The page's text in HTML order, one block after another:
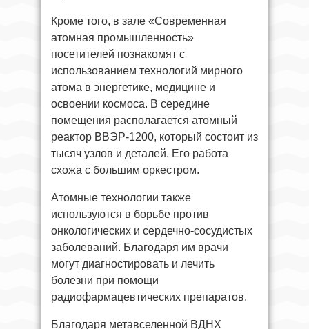
Кроме того, в зале «Современная
атомная промышленность»
посетителей познакомят с
использованием технологий мирного
атома в энергетике, медицине и
освоении космоса. В середине
помещения располагается атомный
реактор ВВЭР-1200, который состоит из
тысяч узлов и деталей. Его работа
схожа с большим оркестром.
Атомные технологии также
используются в борьбе против
онкологических и сердечно-сосудистых
заболеваний. Благодаря им врачи
могут диагностировать и лечить
болезни при помощи
радиофармацевтических препаратов.
Благодаря метавселенной ВДНХ